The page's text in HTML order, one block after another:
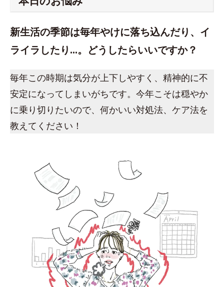
新生活の季節は毎年やけに落ち込んだり、イ
ライラしたり…。どうしたらいいですか？
毎年この時期は気分が上下しやすく、精神的に不
安定になってしまいがちです。今年こそは穏やか
に乗り切りたいので、何かいい対処法、ケア法を
教えてください！